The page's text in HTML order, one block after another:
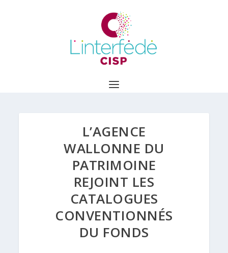
L’AGENCE
WALLONNE DU
PATRIMOINE
REJOINT LES
CATALOGUES
CONVENTIONNÉS
DU FONDS